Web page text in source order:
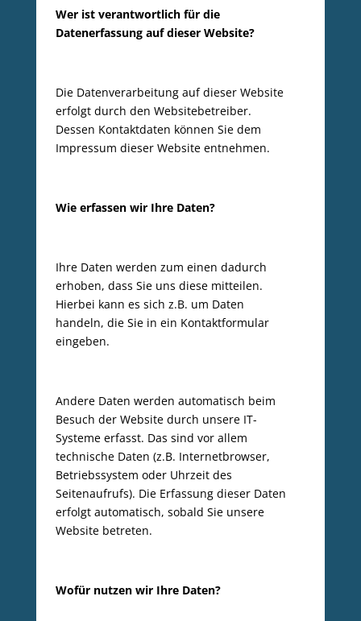
Wer ist verantwortlich für die
Datenerfassung auf dieser Website?
Die Datenverarbeitung auf dieser Website
erfolgt durch den Websitebetreiber.
Dessen Kontaktdaten können Sie dem
Impressum dieser Website entnehmen.
Wie erfassen wir Ihre Daten?
Ihre Daten werden zum einen dadurch
erhoben, dass Sie uns diese mitteilen.
Hierbei kann es sich z.B. um Daten
handeln, die Sie in ein Kontaktformular
eingeben.
Andere Daten werden automatisch beim
Besuch der Website durch unsere IT-
Systeme erfasst. Das sind vor allem
technische Daten (z.B. Internetbrowser,
Betriebssystem oder Uhrzeit des
Seitenaufrufs). Die Erfassung dieser Daten
erfolgt automatisch, sobald Sie unsere
Website betreten.
Wofür nutzen wir Ihre Daten?